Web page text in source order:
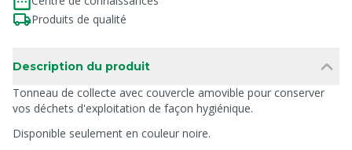
Produits de qualité
Description du produit
Tonneau de collecte avec couvercle amovible pour conserver
vos déchets d'exploitation de façon hygiénique.
Disponible seulement en couleur noire.